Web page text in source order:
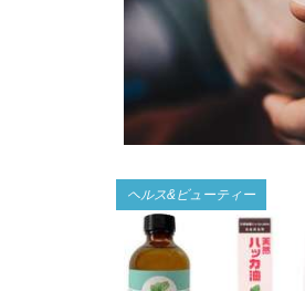
ヘルス&ビューティー